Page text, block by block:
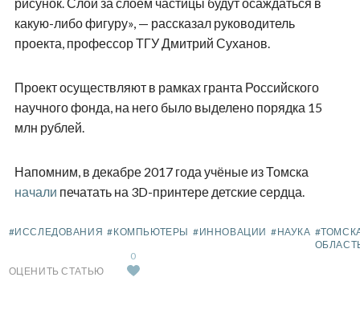
какую-либо фигуру», — рассказал руководитель
проекта, профессор ТГУ Дмитрий Суханов.
Проект осуществляют в рамках гранта Российского
научного фонда, на него было выделено порядка 15
млн рублей.
Напомним, в декабре 2017 года учёные из Томска
начали печатать на 3D-принтере детские сердца.
#ИССЛЕДОВАНИЯ #КОМПЬЮТЕРЫ #ИННОВАЦИИ #НАУКА
ОЦЕНИТЬ СТАТЬЮ
0